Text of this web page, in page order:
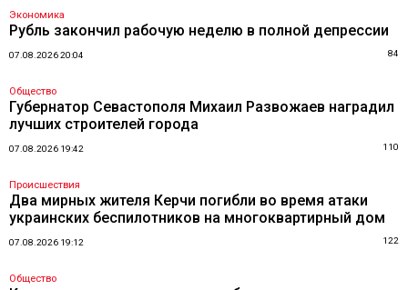
Экономика
Рубль закончил рабочую неделю в полной депрессии
07.08.2026 20:04 84
Общество
Губернатор Севастополя Михаил Развожаев наградил
лучших строителей города
07.08.2026 19:42 110
Происшествия
Два мирных жителя Керчи погибли во время атаки
украинских беспилотников на многоквартирный дом
07.08.2026 19:12 122
Общество